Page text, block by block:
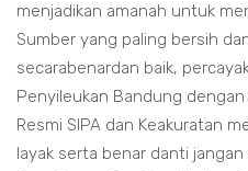
menjadikan amanah untuk
Sumber yang paling bersih
secarabenardan baik,
Penyileukan Bandung
Resmi SIPA dan Keakuratan
layak serta benar danti